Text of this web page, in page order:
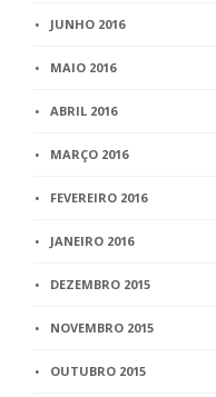
JUNHO 2016
MAIO 2016
ABRIL 2016
MARÇO 2016
FEVEREIRO 2016
JANEIRO 2016
DEZEMBRO 2015
NOVEMBRO 2015
OUTUBRO 2015